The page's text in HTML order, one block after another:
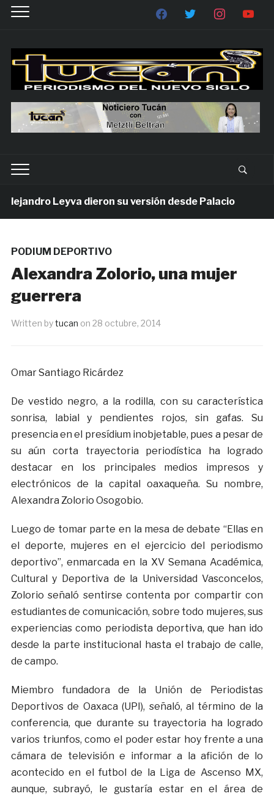
Leyva dieron su versión desde Palacio
PODIUM DEPORTIVO
Alexandra Zolorio, una mujer
guerrera
Written bytucan on 28 octubre, 2014
Omar Santiago Ricárdez
De vestido negro, a la rodilla, con su característica
sonrisa, labial y pendientes rojos, sin gafas. Su
presencia en el presídium inobjetable, pues a pesar de
su aún corta trayectoria periodística ha logrado
destacar en los principales medios impresos y
electrónicos de la capital oaxaqueña. Su nombre,
Alexandra Zolorio Osogobio.
Luego de tomar parte en la mesa de debate “Ellas en
el deporte, mujeres en el ejercicio del periodismo
deportivo”, enmarcada en la XV Semana Académica,
Cultural y Deportiva de la Universidad Vasconcelos,
Zolorio señaló sentirse contenta por compartir con
estudiantes de comunicación, sobre todo mujeres, sus
experiencias como periodista deportiva, que han ido
desde la parte institucional hasta el trabajo de calle,
de campo.
Miembro fundadora de la Unión de Periodistas
Deportivos de Oaxaca (UPI), señaló, al término de la
conferencia, que durante su trayectoria ha logrado
varios triunfos, como el poder estar hoy frente a una
cámara de televisión e informar a la afición de lo
acontecido en el futbol de la Liga de Ascenso MX,
aunque, subrayó, le gustaría estar en el área de